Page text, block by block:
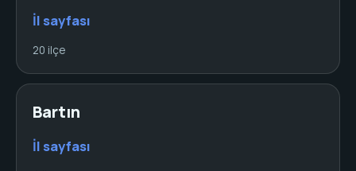
İl sayfası
20 ilçe
Bartın
İl sayfası